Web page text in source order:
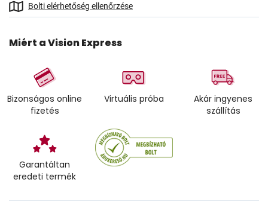
Bolti elérhetőség ellenőrzése
Miért a Vision Express
Bizonságos online
fizetés
Virtuális próba
Akár ingyenes
szállítás
Garantáltan
eredeti termék